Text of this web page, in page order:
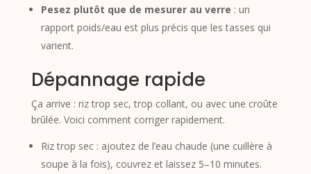
Pesez plutôt que de mesurer au verre : un
rapport poids/eau est plus précis que les tasses qui
varient.
Dépannage rapide
Ça arrive : riz trop sec, trop collant, ou avec une croûte
brûlée. Voici comment corriger rapidement.
Riz trop sec : ajoutez de l’eau chaude (une cuillère à
soupe à la fois), couvrez et laissez 5–10 minutes.